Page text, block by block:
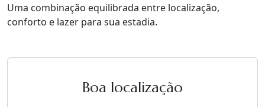
Uma combinação equilibrada entre localização,
conforto e lazer para sua estadia.
Boa localização